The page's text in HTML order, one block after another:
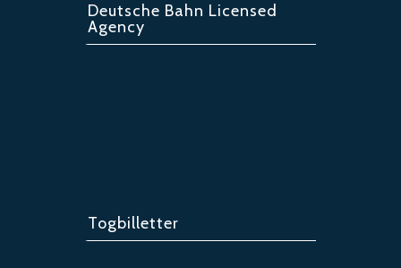
Deutsche Bahn Licensed
Agency
Togbilletter